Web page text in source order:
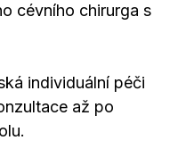
cévního chirurga s
individuální péči
až po